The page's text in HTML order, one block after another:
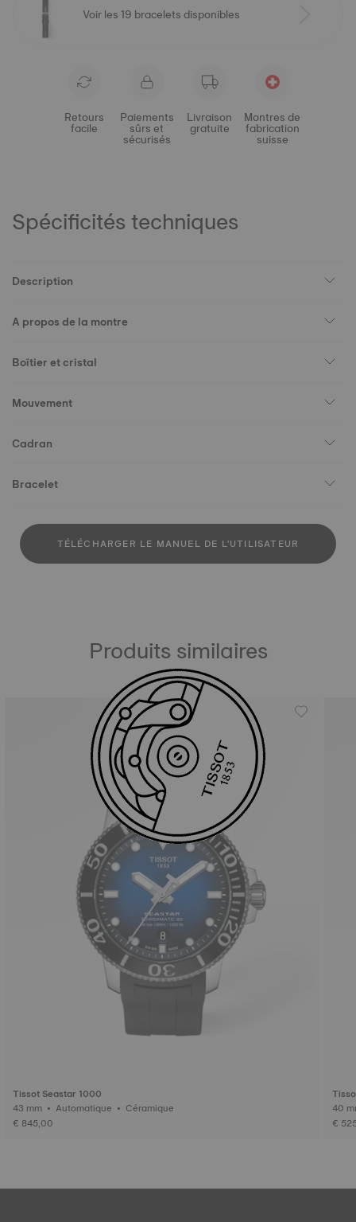
Voir les 19 bracelets disponibles
Retours
facile
Paiements
sûrs et
sécurisés
Livraison
gratuite
Montres de
fabrication
suisse
Spécificités techniques
Description
A propos de la montre
Boîtier et cristal
Mouvement
Cadran
Bracelet
TÉLÉCHARGER LE MANUEL DE L'UTILISATEUR
Produits similaires
Tissot Seastar 1000
43 mm • Automatique • Céramique
€ 845,00
€